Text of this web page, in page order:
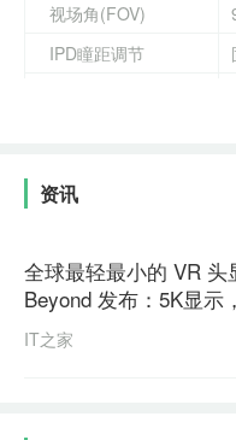
都拥有适合其脸型和眼
件，从而减轻设备重量
制处方镜片。
位置和方向，配备 6-
基站（需另行购买）。
Beyond 支持 SteamVR
视场角(FOV)
IPD瞳距调节
子像素类型
像素密度(PPI)
资讯
全球最轻最小的 VR 头
Beyond 发布：5K显示
IT之家